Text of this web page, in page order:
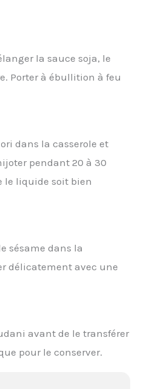
la sauce soja, le
Porter à ébullition à feu
dans la casserole et
pendant 20 à 30
le liquide soit bien
sésame dans la
délicatement avec une
avant de le transférer
pour le conserver.